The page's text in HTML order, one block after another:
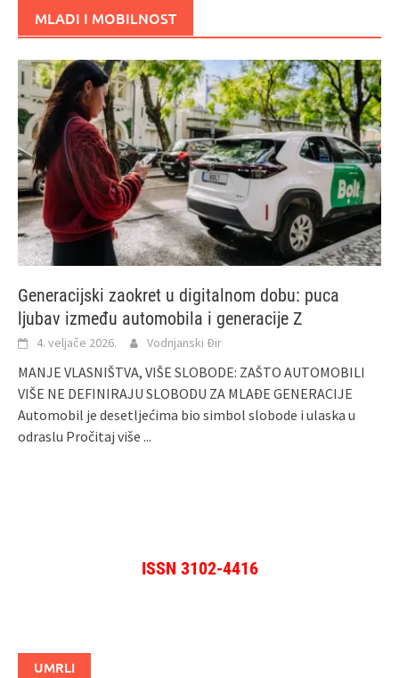
MLADI I MOBILNOST
Generacijski zaokret u digitalnom dobu: puca
ljubav između automobila i generacije Z
4. veljače 2026. Vodnjanski Đir
MANJE VLASNIŠTVA, VIŠE SLOBODE: ZAŠTO AUTOMOBILI
VIŠE NE DEFINIRAJU SLOBODU ZA MLAĐE GENERACIJE
Automobil je desetljećima bio simbol slobode i ulaska u
odraslu Pročitaj više ...
ISSN 3102-4416
UMRLI